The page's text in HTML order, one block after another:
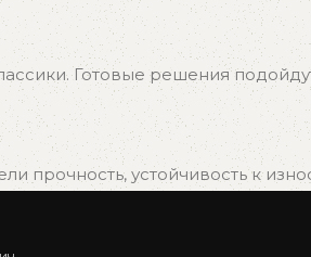
Готовые решения
прочность, устойчивость к